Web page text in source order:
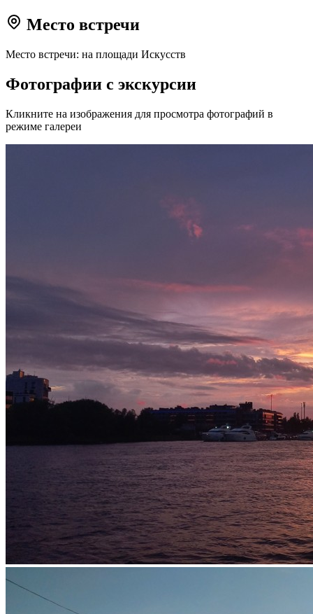
Место встречи
Место встречи: на площади Искусств
Фотографии с экскурсии
Кликните на изображения для просмотра фотографий в
режиме галереи